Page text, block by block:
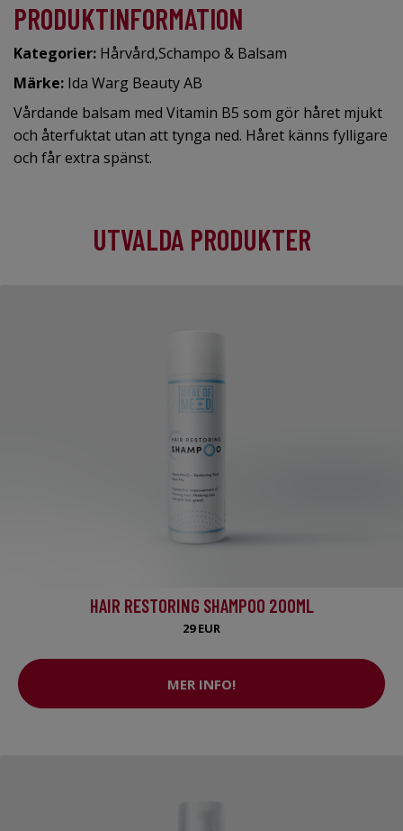
PRODUKTINFORMATION
Kategorier: Hårvård,Schampo & Balsam
Märke: Ida Warg Beauty AB
Vårdande balsam med Vitamin B5 som gör håret mjukt
och återfuktat utan att tynga ned. Håret känns fylligare
och får extra spänst.
UTVALDA PRODUKTER
HAIR RESTORING SHAMPOO 200ML
29 EUR
MER INFO!